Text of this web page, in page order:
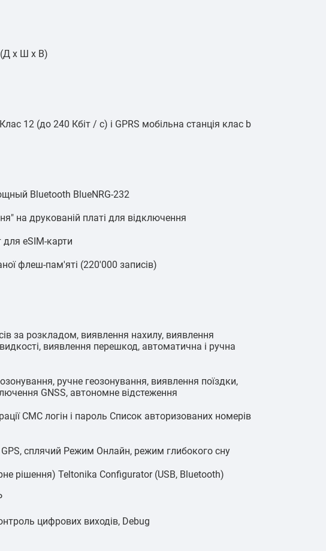
x Ш x В)
12 (до 240 Кбіт / с) і GPRS мобільна станція клас b
Bluetooth BlueNRG-232
на друкованій платі для відключення
для eSIM-карти
флеш-пам'яті (220'000 записів)
за розкладом, виявлення нахилу, виявлення
виявлення перешкод, автоматична і ручна
ручне геозонування, виявлення поїздки,
GNSS, автономне відстеження
СМС логін і пароль Список авторизованих номерів
сплячий Режим Онлайн, режим глибокого сну
рішення) Teltonika Configurator (USB, Bluetooth)
цифрових виходів, Debug